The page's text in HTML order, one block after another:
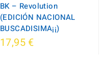
BK – Revolution
(EDICIÓN NACIONAL
BUSCADISIMA¡¡)
17,95 €